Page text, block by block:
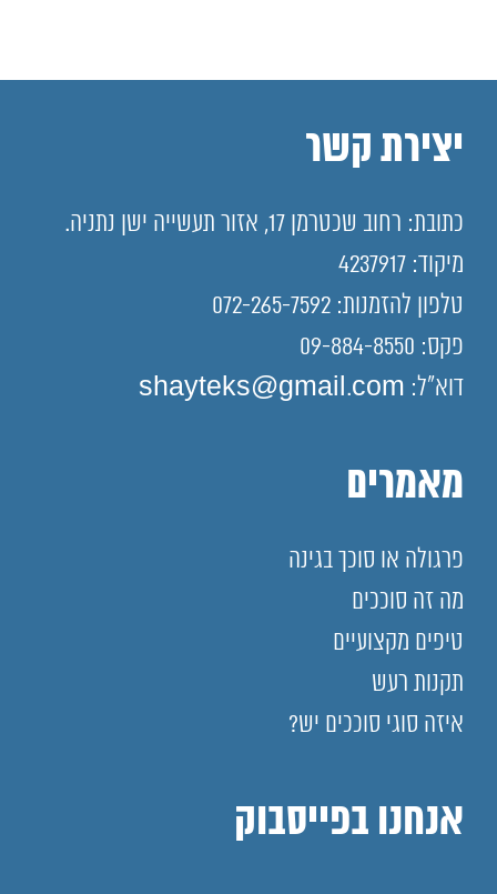
יצירת קשר
כתובת: רחוב שכטרמן 17, אזור תעשייה ישן נתניה.
מיקוד: 4237917
טלפון להזמנות: 072-265-7592
פקס: 09-884-8550
דוא"ל: shayteks@gmail.com
מאמרים
פרגולה או סוכך בגינה
מה זה סוככים
טיפים מקצועיים
תקנות רעש
איזה סוגי סוככים יש?
אנחנו בפייסבוק